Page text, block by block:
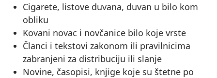
Cigarete, listove duvana, duvan u bilo kom
obliku
Kovani novac i novčanice bilo koje vrste
Članci i tekstovi zakonom ili pravilnicima
zabranjeni za distribuciju ili slanje
Novine, časopisi, knjige koje su štetne po